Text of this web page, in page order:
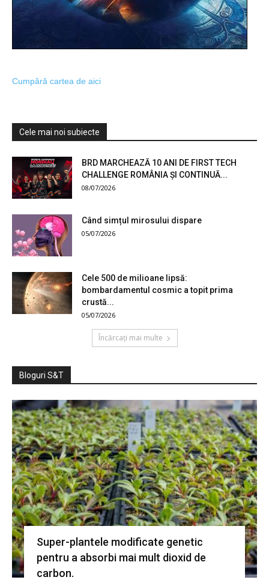
Cumpără cartea de aici
Cele mai noi subiecte
BRD MARCHEAZĂ 10 ANI DE FIRST TECH
CHALLENGE ROMÂNIA ȘI CONTINUĂ...
08/07/2026
Când simțul mirosului dispare
05/07/2026
Cele 500 de milioane lipsă:
bombardamentul cosmic a topit prima
crustă...
05/07/2026
Încărcați mai multe
Bloguri S&T
Super-plantele modificate genetic
pentru a absorbi mai mult dioxid de
carbon.